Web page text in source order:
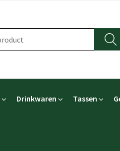
Drinkwaren Tassen